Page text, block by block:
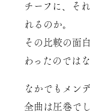
チーフに、そ
れるのか。
その比較の面
わったのでは
なかでもメン
全曲は圧巻でし